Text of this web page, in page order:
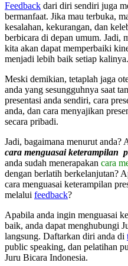
Feedback dari diri sendiri juga
bermanfaat. Jika mau terbuka,
kesalahan, kekurangan, dan
berbicara di depan umum. Jadi,
kita akan dapat memperbaiki
menjadi lebih baik setiap kalinya.
Meski demikian, tetaplah jaga
anda yang sesungguhnya saat
presentasi anda sendiri, cara
anda, dan cara menyajikan
secara pribadi.
Jadi, bagaimana menurut anda?
cara menguasai keterampilan
anda sudah menerapakan cara
dengan berlatih berkelanjutan?
cara menguasai keterampilan
melalui feedback?
Apabila anda ingin menguasai
baik, anda dapat menghubungi
langsung. Daftarkan diri anda di
public speaking, dan pelatihan
Juru Bicara Indonesia.